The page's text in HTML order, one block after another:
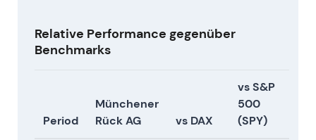
den Zeitraum.[43],[40]
Einschätzung:
cashgenerierender Kapitalrückführungs-
Champion unter den globalen
Rückversicherern — die Kombination aus
Relative Performance gegenüber
Benchmarks
Period
Münchener
Rück AG
vs DAX
vs S&P
500
(SPY)